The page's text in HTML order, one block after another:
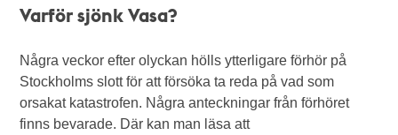
Varför sjönk Vasa?
Några veckor efter olyckan hölls ytterligare förhör på
Stockholms slott för att försöka ta reda på vad som
orsakat katastrofen. Några anteckningar från förhöret
finns bevarade. Där kan man läsa att